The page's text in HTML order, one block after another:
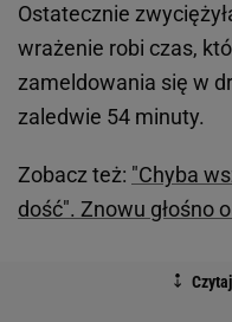
Ostatecznie
wrażenie robi czas,
zameldowania się w
zaledwie 54 minuty.
Zobacz też: "Chyba
dość". Znowu głośno